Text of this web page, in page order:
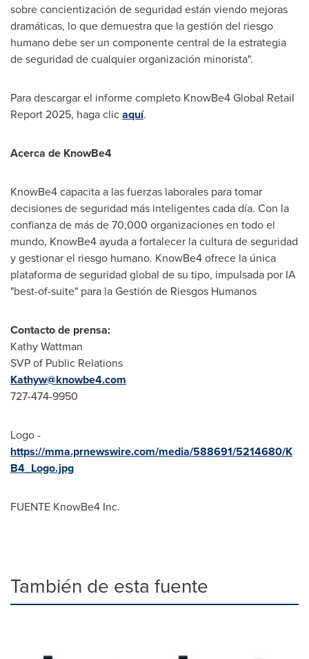
sobre concientización de seguridad están viendo mejoras
dramáticas, lo que demuestra que la gestión del riesgo
humano debe ser un componente central de la estrategia
de seguridad de cualquier organización minorista".
Para descargar el informe completo KnowBe4 Global Retail
Report 2025, haga clicaquí.
Acerca de KnowBe4
KnowBe4 capacita a las fuerzas laborales para tomar
decisiones de seguridad más inteligentes cada día. Con la
confianza de más de 70,000 organizaciones en todo el
mundo, KnowBe4 ayuda a fortalecer la cultura de seguridad
y gestionar el riesgo humano. KnowBe4 ofrece la única
plataforma de seguridad global de su tipo, impulsada por IA
"best-of-suite" para la Gestión de Riesgos Humanos
Contacto de prensa:
Kathy Wattman
SVP of Public Relations
Kathyw@knowbe4.com
727-474-9950
Logo -
https://mma.prnewswire.com/media/588691/5214680/K
B4_Logo.jpg
FUENTE KnowBe4 Inc.
También de esta fuente